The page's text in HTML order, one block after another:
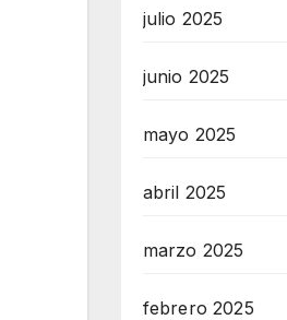
julio 2025
junio 2025
mayo 2025
abril 2025
marzo 2025
febrero 2025